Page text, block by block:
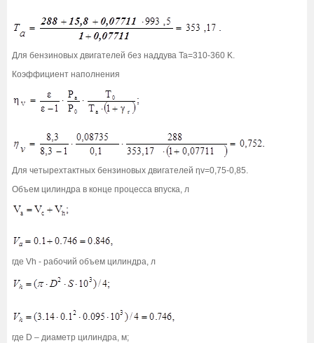
Для бензиновых двигателей без наддува Ta=310-360 K.
Коэффициент наполнения
Для четырехтактных бензиновых двигателей ηv=0,75-0,85.
Объем цилиндра в конце процесса впуска, л
где Vh - рабочий объем цилиндра, л
где D – диаметр цилиндра, м;